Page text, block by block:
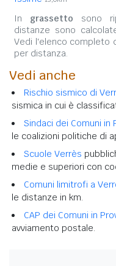
In grassetto sono
distanze sono
Vedi l'elenco completo
per distanza.
Vedi anche
Rischio sismico di
sismica in cui è
Sindaci dei Comuni in
le coalizioni politiche di
Scuole Verrès
medie e superiori con
Comuni limitrofi a
le distanze in km.
CAP dei Comuni in
avviamento postale.